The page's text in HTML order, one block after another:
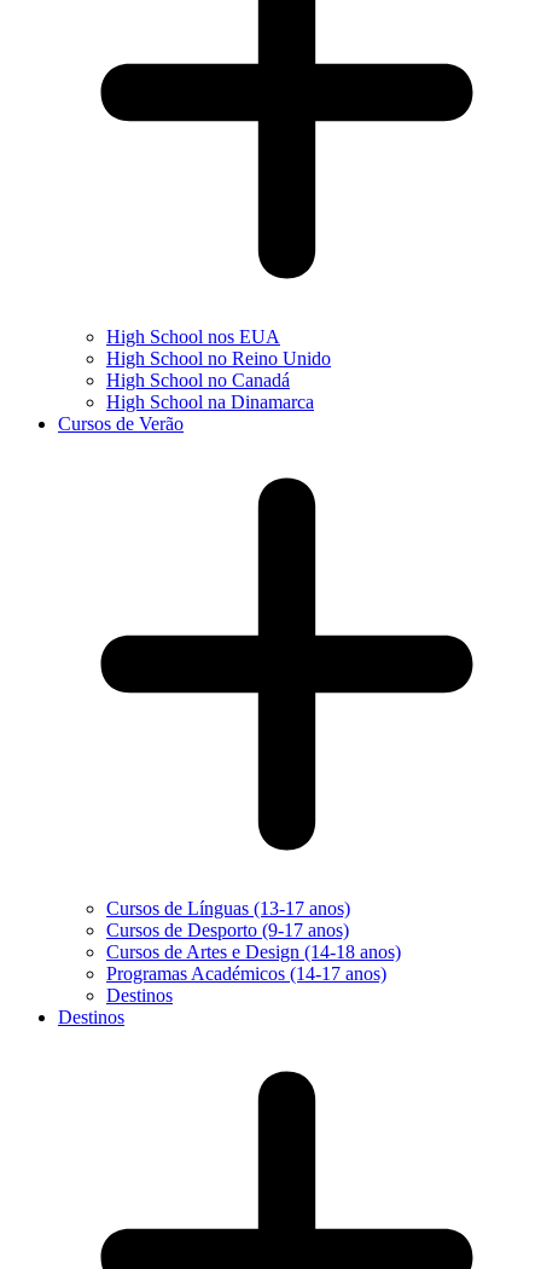
High School nos EUA
High School no Reino Unido
High School no Canadá
High School na Dinamarca
Cursos de Verão
Cursos de Línguas (13-17 anos)
Cursos de Desporto (9-17 anos)
Cursos de Artes e Design (14-18 anos)
Programas Académicos (14-17 anos)
Destinos
Destinos